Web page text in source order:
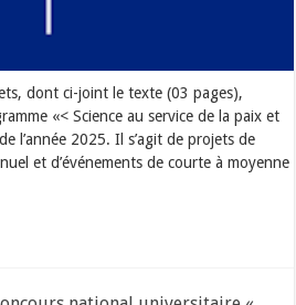
dont ci-joint le texte (03 pages),
«< Science au service de la paix et
l’année 2025. Il s’agit de projets de
et d’événements de courte à moyenne